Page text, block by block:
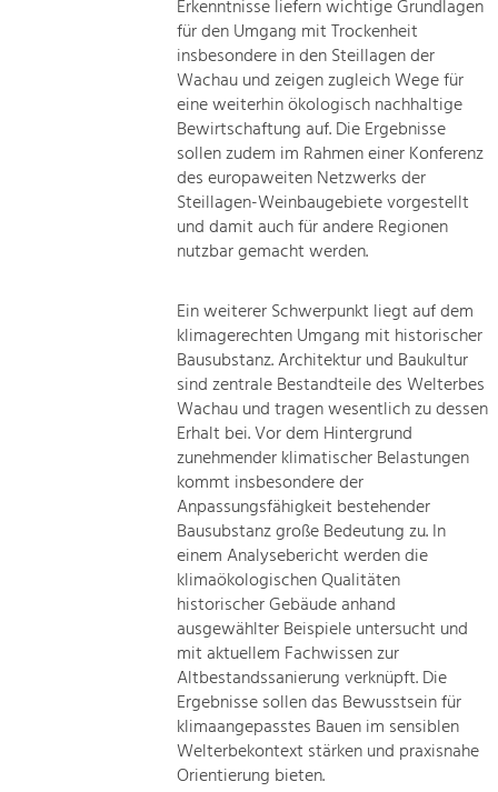
Erkenntnisse liefern wichtige Grundlagen
für den Umgang mit Trockenheit
insbesondere in den Steillagen der
Wachau und zeigen zugleich Wege für
eine weiterhin ökologisch nachhaltige
Bewirtschaftung auf. Die Ergebnisse
sollen zudem im Rahmen einer Konferenz
des europaweiten Netzwerks der
Steillagen-Weinbaugebiete vorgestellt
und damit auch für andere Regionen
nutzbar gemacht werden.
Ein weiterer Schwerpunkt liegt auf dem
klimagerechten Umgang mit historischer
Bausubstanz. Architektur und Baukultur
sind zentrale Bestandteile des Welterbes
Wachau und tragen wesentlich zu dessen
Erhalt bei. Vor dem Hintergrund
zunehmender klimatischer Belastungen
kommt insbesondere der
Anpassungsfähigkeit bestehender
Bausubstanz große Bedeutung zu. In
einem Analysebericht werden die
klimaökologischen Qualitäten
historischer Gebäude anhand
ausgewählter Beispiele untersucht und
mit aktuellem Fachwissen zur
Altbestandssanierung verknüpft. Die
Ergebnisse sollen das Bewusstsein für
klimaangepasstes Bauen im sensiblen
Welterbekontext stärken und praxisnahe
Orientierung bieten.